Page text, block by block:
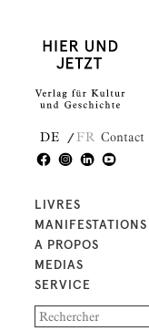
DE FR Contact
LIVRES
MANIFESTATIONS
A PROPOS
MEDIAS
SERVICE